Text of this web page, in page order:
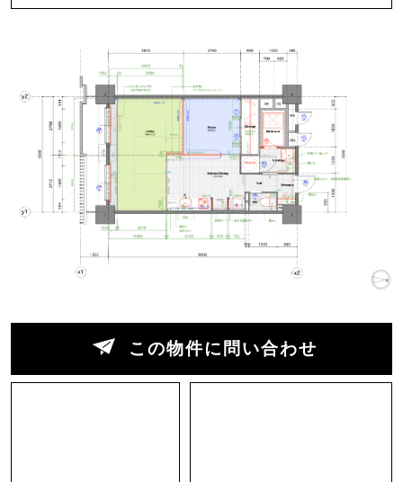
ーー
いいですね、いいですね。この神社ビュー。畳に
座りながら神社の緑を眺めて暮らす。なんて、素
敵な生活でしょうか。
朝は畳の上でコーヒーを飲みながら神社の緑を眺
める。休日はごろんと寝転びながら本を読む。た
まにはヨガをしたり、ストレッチをしたり。忙し
く働く毎日だからこそ、家では少し肩の力を抜い
て過ごしたいですよね。この部屋は、そんなリラ
ックスした時間がしっくりきます。
最近の住まいは椅子やソファで過ごすことが前提
があります。座る、寝転ぶ、くつろぐ。神社の緑
この物件に問い合わせ